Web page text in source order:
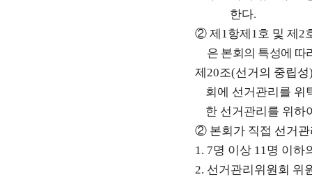
한다.
② 제 1항제 1호 및 제2
은 본회의 특성에 따
제20조(선거의 중립성
회에 선거관리를 위
한 선거관리를 위하
② 본회가 직접 선거
1. 7명 이상 11명 이하
2. 선거관리위원회 위